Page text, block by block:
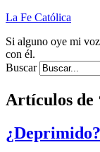
La Fe Católica
Si alguno oye mi
con él.
Buscar
Artículos de